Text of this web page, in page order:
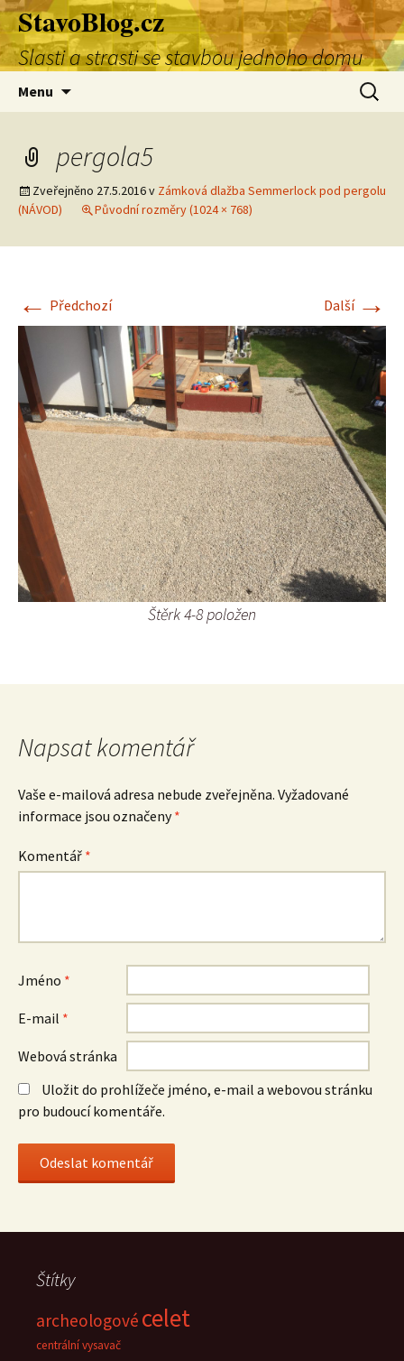
Přejít
k
obsahu
webu
StavoBlog.cz
Slasti a strasti se stavbou jednoho domu
Menu
pergola5
Zveřejněno 27.5.2016v Zámková dlažba Semmerlock pod pergolu
(NÁVOD)
Původní rozměry (1024 × 768)
← Předchozí Další →
Štěrk 4-8 položen
Napsat komentář
Vaše e-mailová adresa nebude zveřejněna. Vyžadované
informace jsou označeny*
Komentář *
Jméno *
E-mail *
Webová stránka
Uložit do prohlížeče jméno, e-mail a webovou stránku
pro budoucí komentáře.
Štítky
archeologové celet
centrální vysavač